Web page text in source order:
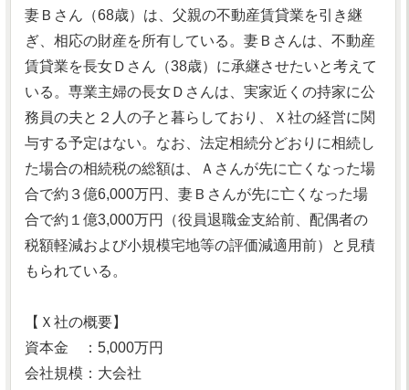
妻Ｂさん（68歳）は、父親の不動産賃貸業を引き継
ぎ、相応の財産を所有している。妻Ｂさんは、不動産
賃貸業を長女Ｄさん（38歳）に承継させたいと考えて
いる。専業主婦の長女Ｄさんは、実家近くの持家に公
務員の夫と２人の子と暮らしており、Ｘ社の経営に関
与する予定はない。なお、法定相続分どおりに相続し
た場合の相続税の総額は、Ａさんが先に亡くなった場
合で約３億6,000万円、妻Ｂさんが先に亡くなった場
合で約１億3,000万円（役員退職金支給前、配偶者の
税額軽減および小規模宅地等の評価減適用前）と見積
もられている。
【Ｘ社の概要】
資本金 ：5,000万円
会社規模：大会社